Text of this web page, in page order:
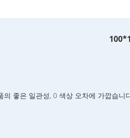
의 좋은 일관성, 0 색상 오차에 가깝습니